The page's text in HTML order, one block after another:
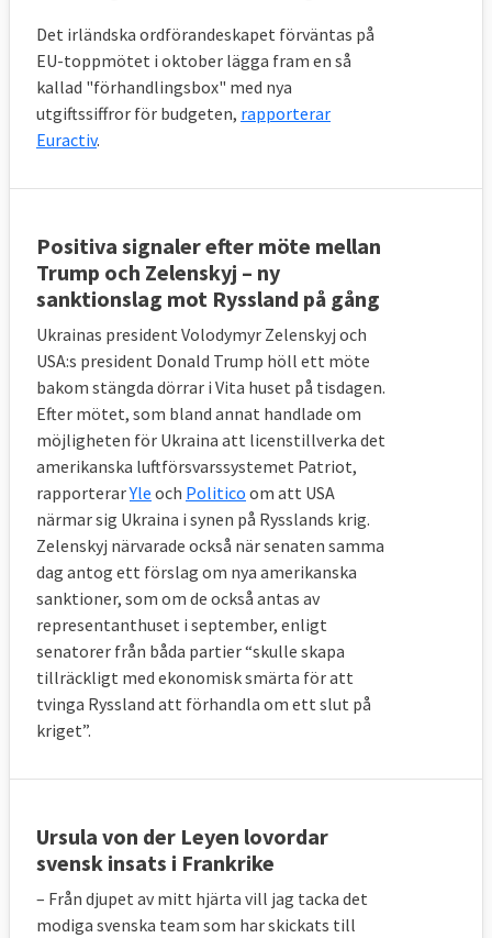
Det irländska ordförandeskapet förväntas på
EU-toppmötet i oktober lägga fram en så
kallad "förhandlingsbox" med nya
utgiftssiffror för budgeten, rapporterar
Euractiv.
Positiva signaler efter möte mellan
Trump och Zelenskyj – ny
sanktionslag mot Ryssland på gång
Ukrainas president Volodymyr Zelenskyj och
USA:s president Donald Trump höll ett möte
bakom stängda dörrar i Vita huset på tisdagen.
Efter mötet, som bland annat handlade om
möjligheten för Ukraina att licenstillverka det
amerikanska luftförsvarssystemet Patriot,
rapporterarYle och Politico om att USA
närmar sig Ukraina i synen på Rysslands krig.
Zelenskyj närvarade också när senaten samma
dag antog ett förslag om nya amerikanska
sanktioner, som om de också antas av
representanthuset i september, enligt
senatorer från båda partier “skulle skapa
tillräckligt med ekonomisk smärta för att
tvinga Ryssland att förhandla om ett slut på
kriget”.
Ursula von der Leyen lovordar
svensk insats i Frankrike
– Från djupet av mitt hjärta vill jag tacka det
modiga svenska team som har skickats till